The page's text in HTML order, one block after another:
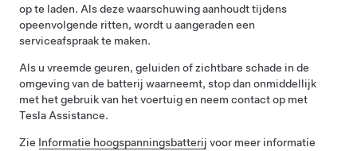
op te laden. Als deze waarschuwing aanhoudt tijdens
opeenvolgende ritten, wordt u aangeraden een
serviceafspraak te maken.
Als u vreemde geuren, geluiden of zichtbare schade in de
omgeving van de batterij waarneemt, stop dan onmiddellijk
met het gebruik van het voertuig en neem contact op met
Tesla Assistance.
Zie Informatie hoogspanningsbatterij voor meer informatie